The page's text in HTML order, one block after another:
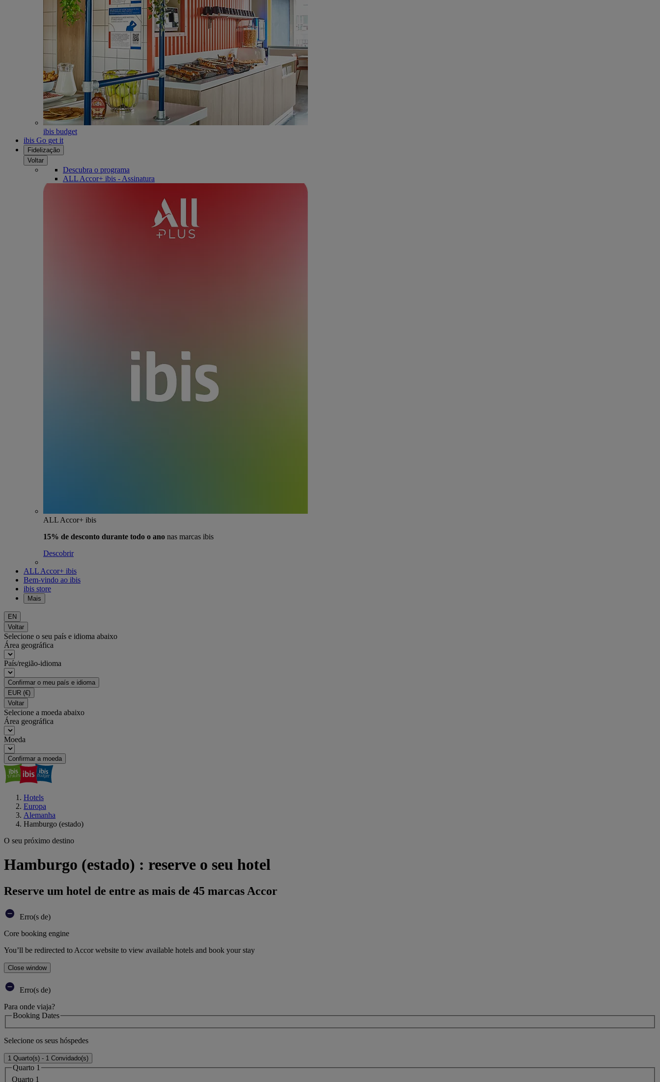
ibis budget
ibis Go get it
Fidelização
Voltar
Descubra o programa
ALL Accor+ ibis - Assinatura
ALL Accor+ ibis
15% de desconto durante todo o ano nas marcas ibis
Descobrir
ALL Accor+ ibis
Bem-vindo ao ibis
ibis store
Mais
EN
Voltar
Selecione o seu país e idioma abaixo
Área geográfica
País/região-idioma
Confirmar o meu país e idioma
EUR (€)
Voltar
Selecione a moeda abaixo
Área geográfica
Moeda
Confirmar a moeda
Hotels
Europa
Alemanha
Hamburgo (estado)
O seu próximo destino
Hamburgo (estado) : reserve o seu hotel
Reserve um hotel de entre as mais de 45 marcas Accor
Erro(s de)
Core booking engine
You’ll be redirected to Accor website to view available hotels and book your stay
Close window
Erro(s de)
Para onde viaja?
Booking Dates
Selecione os seus hóspedes
1 Quarto(s) - 1 Convidado(s)
Quarto 1
Quarto 1